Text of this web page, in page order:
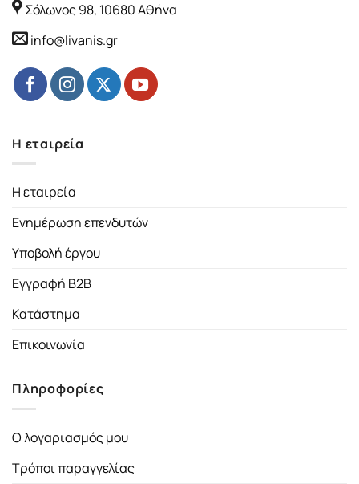
Σόλωνος 98, 10680 Αθήνα
info@livanis.gr
Η εταιρεία
Η εταιρεία
Ενημέρωση επενδυτών
Υποβολή έργου
Εγγραφή B2B
Κατάστημα
Επικοινωνία
Πληροφορίες
Ο λογαριασμός μου
Τρόποι παραγγελίας